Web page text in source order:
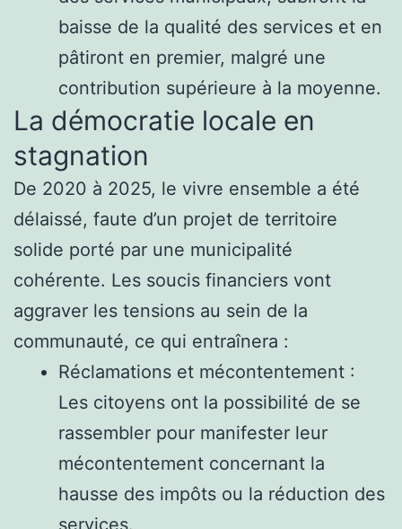
baisse de la qualité des services et en
pâtiront en premier, malgré une
contribution supérieure à la moyenne.
La démocratie locale en
stagnation
De 2020 à 2025, le vivre ensemble a été
délaissé, faute d’un projet de territoire
solide porté par une municipalité
cohérente. Les soucis financiers vont
aggraver les tensions au sein de la
communauté, ce qui entraînera :
Réclamations et mécontentement :
Les citoyens ont la possibilité de se
rassembler pour manifester leur
mécontentement concernant la
hausse des impôts ou la réduction des
services.